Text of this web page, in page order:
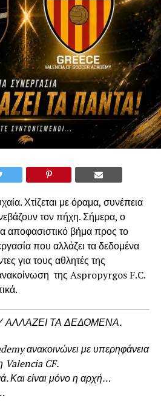
Χτίζεται με όραμα, συνέπεια
τον πήχη. Σήμερα, ο
αποφασιστικό βήμα προς το
που αλλάζει τα δεδομένα
για τους αθλητές της
της Aspropyrgos F.C.
ΑΛΛΑΖΕΙ ΤΑ ΔΕΔΟΜΕΝΑ.
ανακοινώνει με υπερηφάνεια
Valencia CF.
Και είναι μόνο η αρχή…